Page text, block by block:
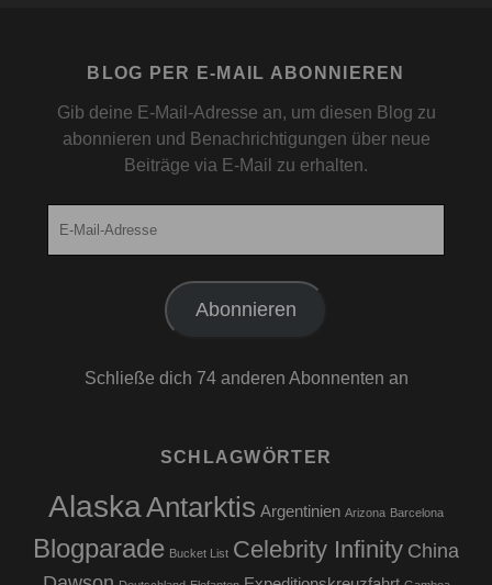
BLOG PER E-MAIL ABONNIEREN
Gib deine E-Mail-Adresse an, um diesen Blog zu
abonnieren und Benachrichtigungen über neue
Beiträge via E-Mail zu erhalten.
Abonnieren
Schließe dich 74 anderen Abonnenten an
SCHLAGWÖRTER
AlaskaAntarktis Argentinien Arizona Barcelona
Blogparade Bucket List Celebrity Infinity China